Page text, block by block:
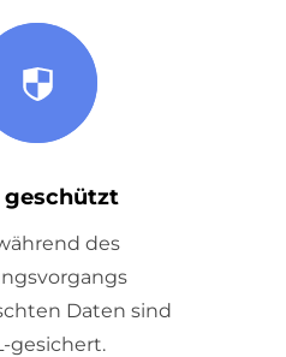
geschützt
des
Daten sind
gesichert.